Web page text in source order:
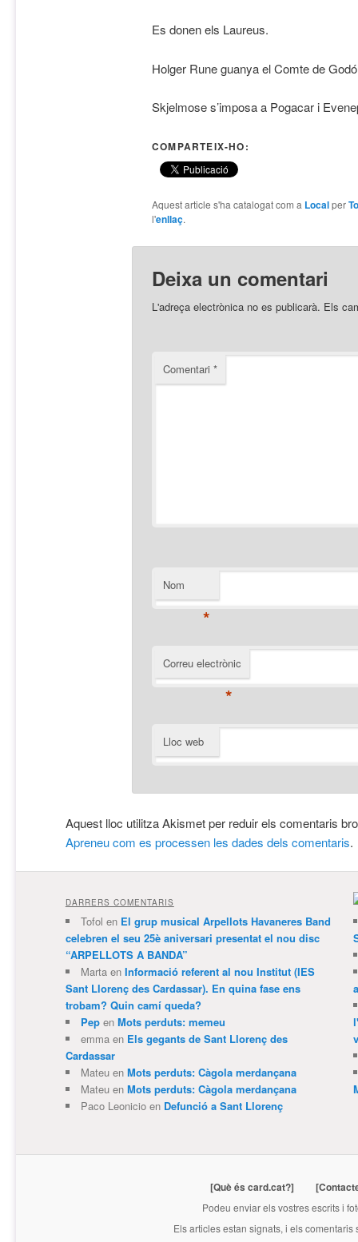
Es donen els Laureus.
Holger Rune guanya el Comte de
Skjelmose s’imposa a Pogacar i
COMPARTEIX-HO:
Aquest article s'ha catalogat com a Localper
l'enllaç.
Deixa un comentari
L'adreça electrònica no es publicarà. Els
Comentari *
Nom
*
Correu electrònic
*
Lloc web
Aquest lloc utilitza Akismet per reduir els comentaris
Apreneu com es processen les dades dels comentaris.
DARRERS COMENTARIS
Tofol en El grup musical Arpellots Havaneres Band
celebren el seu 25è aniversari presentat el nou disc
“ARPELLOTS A BANDA”
Martaen Informació referent al nou Institut (IES
Sant Llorenç des Cardassar). En quina fase ens
trobam? Quin camí queda?
Pepen Mots perduts: memeu
emmaen Els gegants de Sant Llorenç des
Cardassar
Mateuen Mots perduts: Càgola merdançana
Mateuen Mots perduts: Càgola merdançana
Paco Leonicioen Defunció a Sant Llorenç
[Què és card.cat?]
Podeu enviar els vostres escrits i
Els articles estan signats, i els